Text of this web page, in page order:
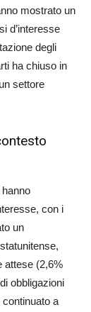
mostrato un
d’interesse
degli
ha chiuso in
settore
con i
un
attese (2,6%
obbligazioni
a